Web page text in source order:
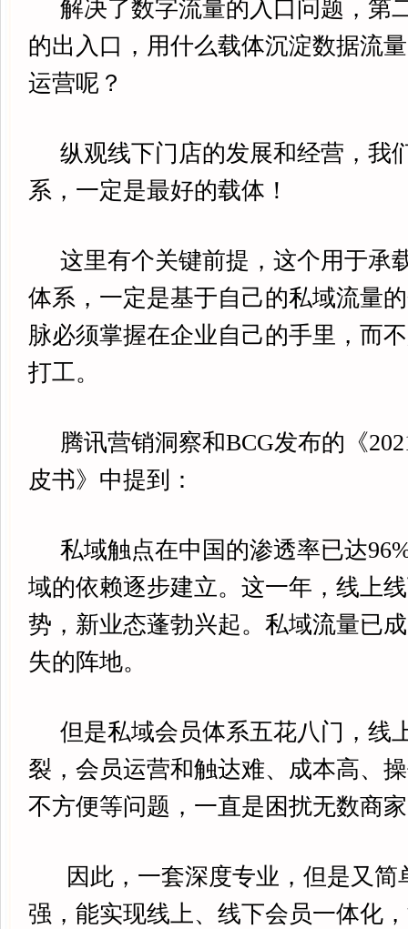
解决了数字流量的入口问题，第
的出入口，用什么载体沉淀数据流
运营呢？
纵观线下门店的发展和经营，我
系，一定是最好的载体！
这里有个关键前提，这个用于承
体系，一定是基于自己的私域流量
脉必须掌握在企业自己的手里，而
打工。
腾讯营销洞察和BCG发布的《
皮书》中提到：
私域触点在中国的渗透率已达
域的依赖逐步建立。这一年，线上
势，新业态蓬勃兴起。私域流量已
失的阵地。
但是私域会员体系五花八门，线
裂，会员运营和触达难、成本高、
不方便等问题，一直是困扰无数商
因此，一套深度专业，但是又简
强，能实现线上、线下会员一体化